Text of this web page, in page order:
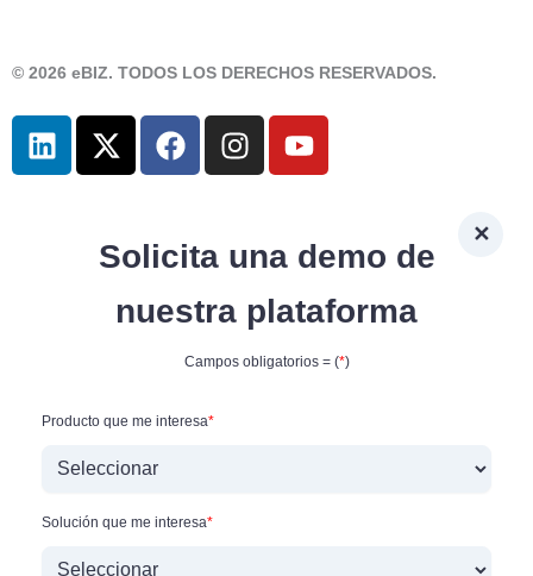
© 2026 eBIZ. TODOS LOS DERECHOS RESERVADOS.
L
i
X
-
i
t
F
a
b
o
o
I
n
a
g
r
a
m
Y
o
u
b
e
✕
Solicita una demo de
nuestra plataforma
Campos obligatorios = (*)
Producto que me interesa*
Solución que me interesa*